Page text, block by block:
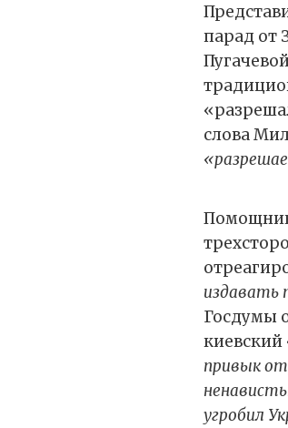
парад от
слова
издавать
Госдумы
привык
угробил